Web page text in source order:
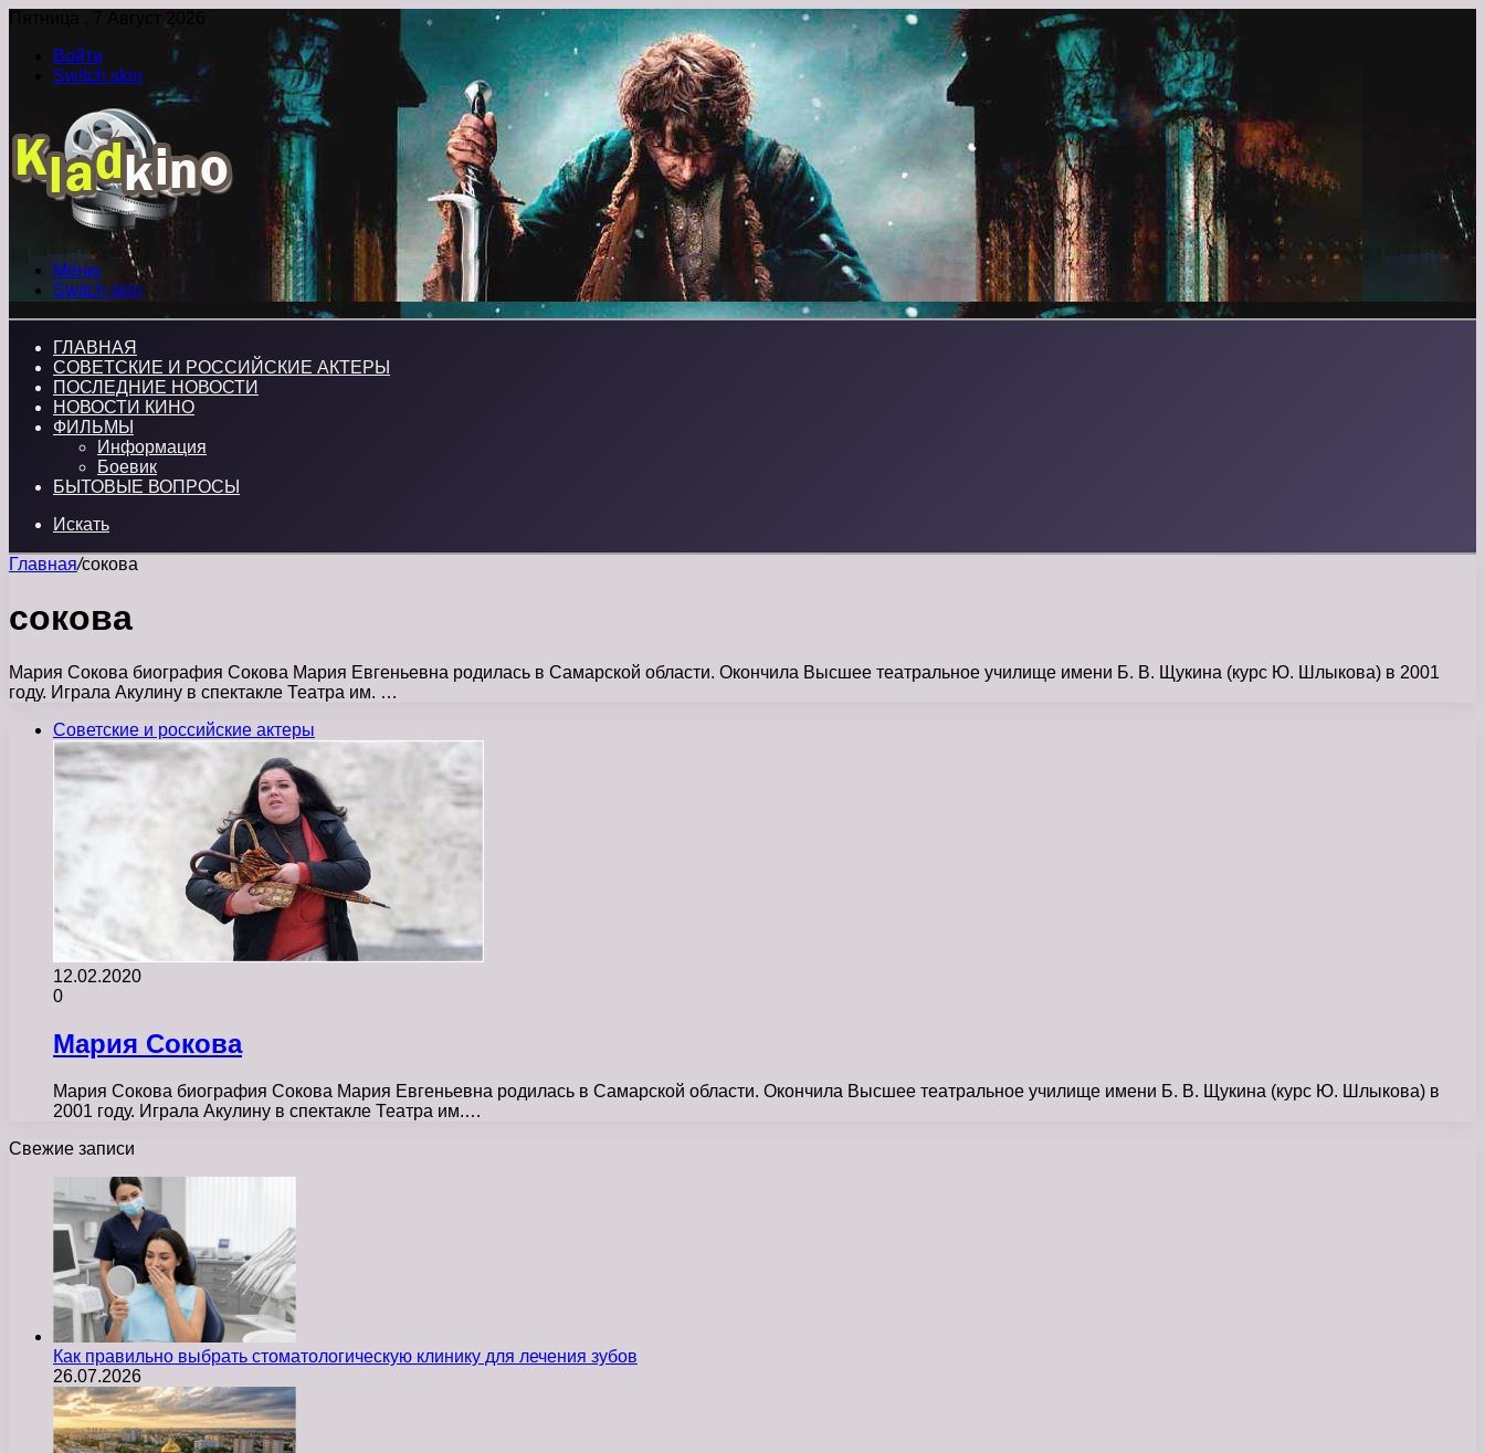
Пятница , 7 Август 2026
Войти
Switch skin
Меню
Switch skin
ГЛАВНАЯ
СОВЕТСКИЕ И РОССИЙСКИЕ АКТЕРЫ
ПОСЛЕДНИЕ НОВОСТИ
НОВОСТИ КИНО
ФИЛЬМЫ
Информация
Боевик
БЫТОВЫЕ ВОПРОСЫ
Искать
Главная/сокова
сокова
Мария Сокова биография Сокова Мария Евгеньевна родилась в Самарской области. Окончила Высшее театральное училище имени Б. В. Щукина (курс Ю. Шлыкова) в 2001
году. Играла Акулину в спектакле Театра им. …
Советские и российские актеры
12.02.2020
0
Мария Сокова
Мария Сокова биография Сокова Мария Евгеньевна родилась в Самарской области. Окончила Высшее театральное училище имени Б. В. Щукина (курс Ю. Шлыкова) в
2001 году. Играла Акулину в спектакле Театра им.…
Свежие записи
Как правильно выбрать стоматологическую клинику для лечения зубов
26.07.2026